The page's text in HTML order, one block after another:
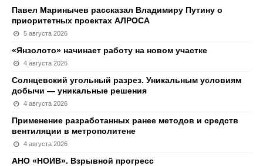
Павел Маринычев рассказал Владимиру Путину о
приоритетных проектах АЛРОСА
5 августа 2026
«Янзолото» начинает работу на новом участке
4 августа 2026
Солнцевский угольный разрез. Уникальным условиям
добычи — уникальные решения
4 августа 2026
Применение разработанных ранее методов и средств
вентиляции в метрополитене
4 августа 2026
АНО «НОИВ». Взрывной прогресс